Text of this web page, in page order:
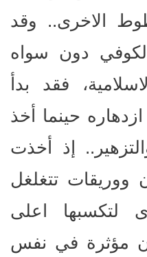
الاخرى.. وقد
دون سواه
فقد بدأ
حينما أخذ
إذ أخذت
ووريقات تتغلغل
لتكسبها اعلى
مؤثرة في نفس